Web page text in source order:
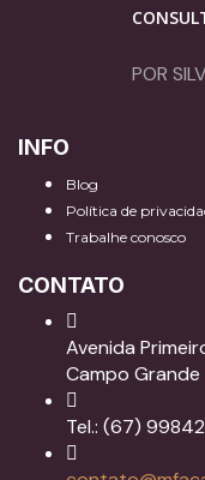
POR
INFO
Blog
Política de
Trabalhe conosco
CONTATO
Avenida
Campo Grande
Tel.: (67)